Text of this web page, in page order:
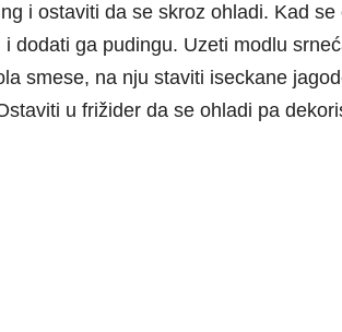
i ostaviti da se skroz ohladi. Kad se
dodati ga pudingu. Uzeti modlu
smese, na nju staviti iseckane
u frižider da se ohladi pa